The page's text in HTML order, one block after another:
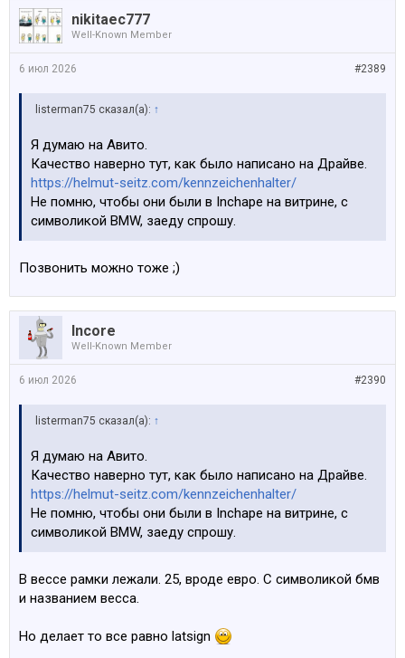
nikitaec777
Well-Known Member
#2389
6 июл 2026
listerman75 сказал(а): ↑
Я думаю на Авито.
Качество наверно тут, как было написано на Драйве.
https://helmut-seitz.com/kennzeichenhalter/
Не помню, чтобы они были в Inchape на витрине, с
символикой BMW, заеду спрошу.
Позвонить можно тоже ;)
Incore
Well-Known Member
#2390
6 июл 2026
listerman75 сказал(а): ↑
Я думаю на Авито.
Качество наверно тут, как было написано на Драйве.
https://helmut-seitz.com/kennzeichenhalter/
Не помню, чтобы они были в Inchape на витрине, с
символикой BMW, заеду спрошу.
В вессе рамки лежали. 25, вроде евро. С символикой бмв
и названием весса.
Но делает то все равно latsign